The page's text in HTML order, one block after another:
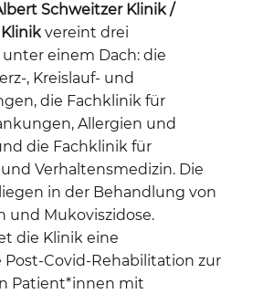
Schweitzer Klinik /
Klinikvereint drei
einem Dach: die
, Kreislauf- und
die Fachklinik für
Allergien und
die Fachklinik für
Verhaltensmedizin. Die
in der Behandlung von
und Mukoviszidose.
die Klinik eine
Post-Covid-Rehabilitation zur
Patient*innen mit